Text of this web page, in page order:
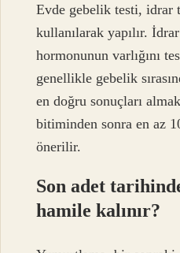
Evde gebelik testi, idrar
kullanılarak yapılır.
hormonunun varlığını
genellikle gebelik
en doğru sonuçları
bitiminden sonra en az
önerilir.
Son adet
hamile kalınır?